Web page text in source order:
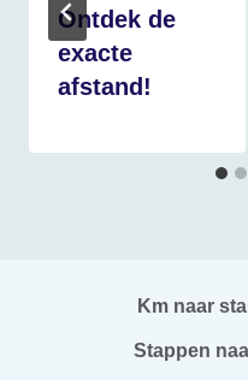
Ontdek de
exacte
afstand!
Km naar
Stappen